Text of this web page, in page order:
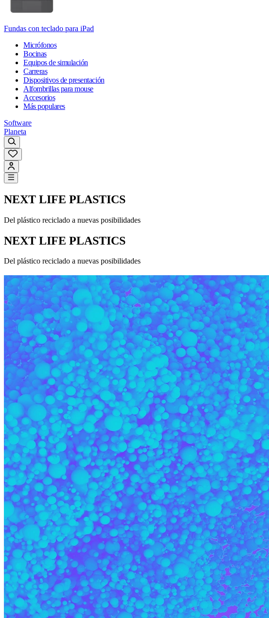
Fundas con teclado para iPad
Micrófonos
Bocinas
Equipos de simulación
Carreras
Dispositivos de presentación
Alfombrillas para mouse
Accesorios
Más populares
Software
Planeta
NEXT LIFE PLASTICS
Del plástico reciclado a nuevas posibilidades
NEXT LIFE PLASTICS
Del plástico reciclado a nuevas posibilidades